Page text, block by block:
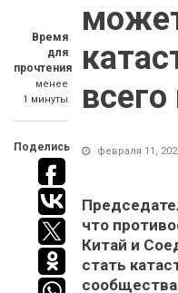
Время
для
прочтения
менее
1 минуты
Поделись февраля 11,
что
Китай и
стать
сообщества